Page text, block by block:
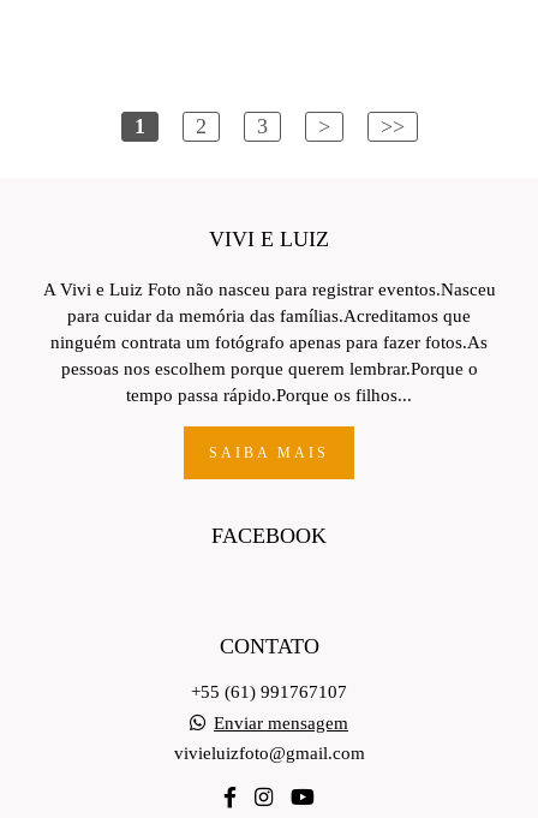
1 2 3 > >>
VIVI E LUIZ
A Vivi e Luiz Foto não nasceu para registrar eventos.Nasceu
para cuidar da memória das famílias.Acreditamos que
ninguém contrata um fotógrafo apenas para fazer fotos.As
pessoas nos escolhem porque querem lembrar.Porque o
tempo passa rápido.Porque os filhos...
SAIBA MAIS
FACEBOOK
CONTATO
+55 (61) 991767107
Enviar mensagem
vivieluizfoto@gmail.com